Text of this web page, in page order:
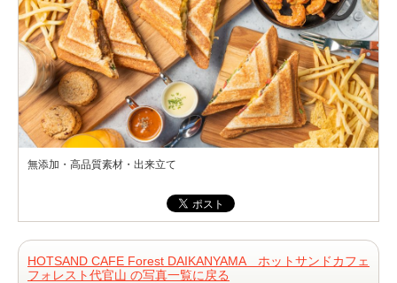
無添加・高品質素材・出来立て
HOTSAND CAFE Forest DAIKANYAMA ホットサンドカフェ
フォレスト代官山 の写真一覧に戻る